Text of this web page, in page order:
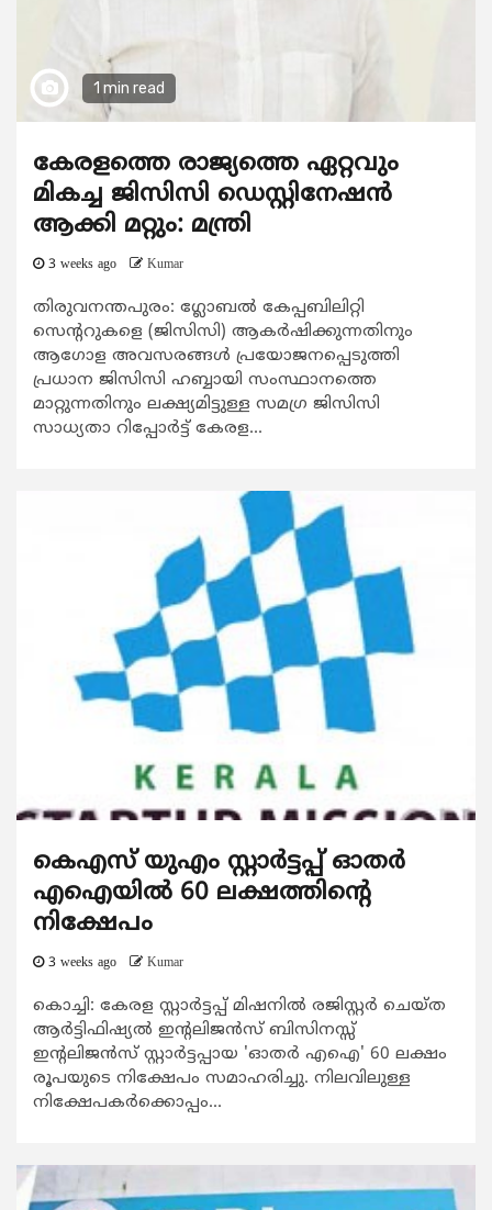
1 min read
കേരളത്തെ രാജ്യത്തെ ഏറ്റവും
മികച്ച ജിസിസി ഡെസ്റ്റിനേഷന്‍
ആക്കി മറ്റും: മന്ത്രി
3 weeks ago Kumar
തിരുവനന്തപുരം: ഗ്ലോബല്‍ കേപ്പബിലിറ്റി
സെന്‍ററുകളെ (ജിസിസി) ആകര്‍ഷിക്കുന്നതിനും
ആഗോള അവസരങ്ങള്‍ പ്രയോജനപ്പെടുത്തി
പ്രധാന ജിസിസി ഹബ്ബായി സംസ്ഥാനത്തെ
മാറ്റുന്നതിനും ലക്ഷ്യമിട്ടുള്ള സമഗ്ര ജിസിസി
സാധ്യതാ റിപ്പോര്‍ട്ട് കേരള...
കെഎസ് യുഎം സ്റ്റാര്‍ട്ടപ്പ് ഓതര്‍
എഐയില്‍ 60 ലക്ഷത്തിന്റെ
നിക്ഷേപം
3 weeks ago Kumar
കൊച്ചി: കേരള സ്റ്റാർട്ടപ്പ് മിഷനിൽ രജിസ്റ്റർ ചെയ്ത
ആർട്ടിഫിഷ്യൽ ഇന്റലിജൻസ് ബിസിനസ്സ്
ഇന്റലിജൻസ് സ്റ്റാർട്ടപ്പായ 'ഓതർ എഐ' 60 ലക്ഷം
രൂപയുടെ നിക്ഷേപം സമാഹരിച്ചു. നിലവിലുള്ള
നിക്ഷേപകര്‍ക്കൊപ്പം...